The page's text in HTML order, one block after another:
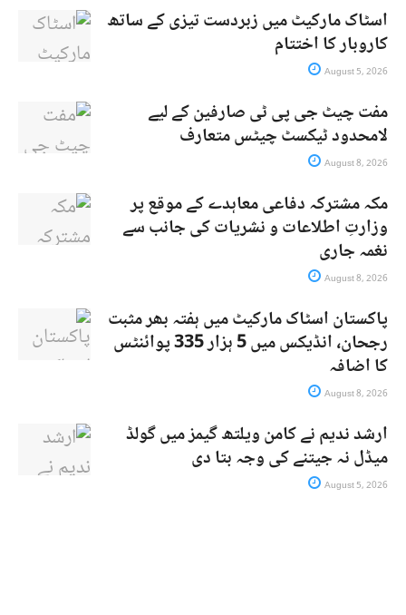
اسٹاک مارکیٹ میں زبردست تیزی کے ساتھ
کاروبار کا اختتام
August 5, 2026
مفت چیٹ جی پی ٹی صارفین کے لیے
لامحدود ٹیکسٹ چیٹس متعارف
August 8, 2026
مکہ مشترکہ دفاعی معاہدے کے موقع پر
وزارتِ اطلاعات و نشریات کی جانب سے
نغمہ جاری
August 8, 2026
پاکستان اسٹاک مارکیٹ میں ہفتہ بھر مثبت
رجحان، انڈیکس میں 5 ہزار 335 پوائنٹس
کا اضافہ
August 8, 2026
ارشد ندیم نے کامن ویلتھ گیمز میں گولڈ
میڈل نہ جیتنے کی وجہ بتا دی
August 5, 2026